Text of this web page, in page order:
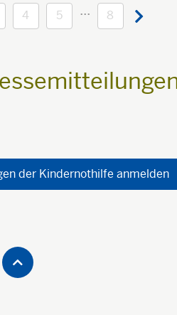
4 5 ... 8
der Kindernothilfe anmelden